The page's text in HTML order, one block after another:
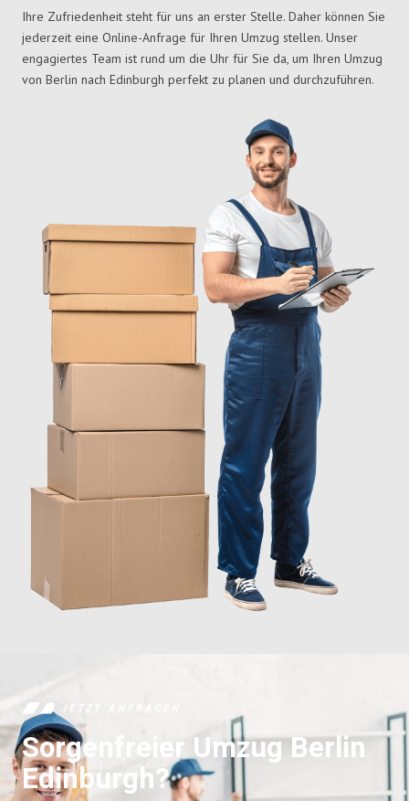
Ihre Zufriedenheit steht für uns an erster Stelle. Daher können Sie
jederzeit eine Online-Anfrage für Ihren Umzug stellen. Unser
engagiertes Team ist rund um die Uhr für Sie da, um Ihren Umzug
von Berlin nach Edinburgh perfekt zu planen und durchzuführen.
JETZT ANFRAGEN
Sorgenfreier Umzug Berlin
Edinburgh?